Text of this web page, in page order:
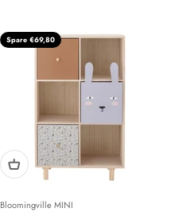
Spare €69,80
Bloomingville MINI